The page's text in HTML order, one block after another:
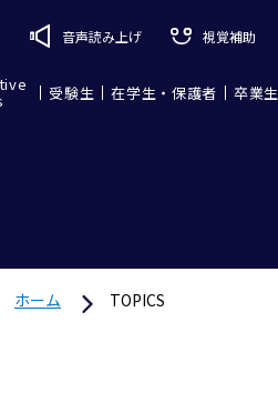
音声読み上げ 視覚補助
受験生 在学生・保護者 卒業生
ホーム TOPICS